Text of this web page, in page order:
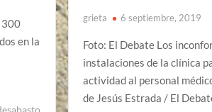
300
en la
grieta 6 septiembre, 2019
Foto: El Debate Los
instalaciones de la clínica
actividad al personal
de Jesús Estrada / El